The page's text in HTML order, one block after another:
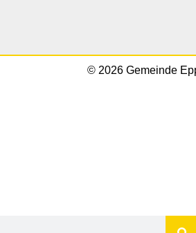
© 2026 Gemeinde